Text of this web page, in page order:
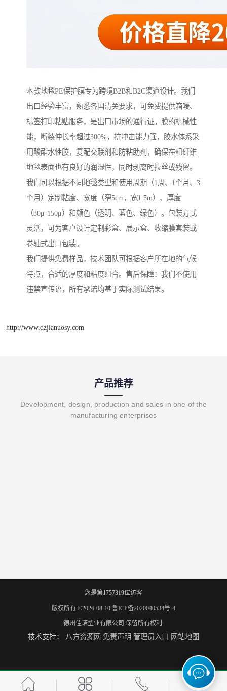
本款地毯PE保护膜专为跨境B2B和B2C渠道设计。我们
出口经验丰富，熟悉各国清关要求，可免费提供箱唛、
标签打印粘贴服务，是出口市场的通行证。膜的机械性
能，断裂伸长率超过300%，抗冲击能力强，胶水体系采
用酸酯水性胶，复配交联剂和防粘助剂，确保在粗纤维
地毯表面也有良好的润湿性，同时剥离时拉丝或残留。
我们可以根据不同地毯类型和使用周期（1周、1个月、3
个月）定制粘度、宽度（窄5cm，宽1.5m）、厚度
（30μ-150μ）和颜色（透明、蓝色、绿色）。包装方式
灵活，可为客户设计定制彩盒、展示盒、收缩膜套装或
卷轴式出口包装。
我们提供免费样品，技术团队可根据客户所在地的气候
特点，合适的厚度和粘度组合。售后保障：我们不使用
违禁宣传语，所有承诺均基于实际测试结果。
http://www.dzjianuosy.com
产品推荐
Development, design, production and sales in one of the
manufacturing enterprises
您是第1757319位访客
版权所有 ©2026-08-10 鲁ICP备2020040534号-4
德州佳诺塑业有限公司 保留所有权利.
技术支持： 八方资源网 免责声明 管理员入口 网站地图